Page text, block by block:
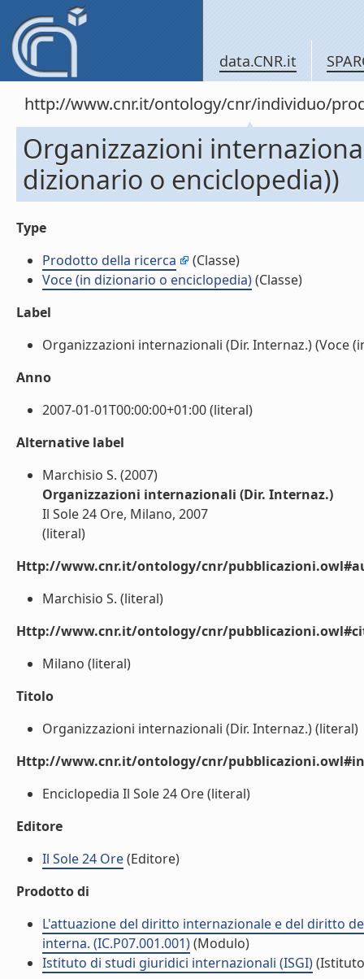
data.CNR.it
http://www.cnr.it/ontology/cnr/individuo/
Organizzazioni
dizionario o enciclopedia))
Type
Prodotto della ricerca
(Classe)
Voce (in dizionario o enciclopedia)(Classe)
Label
Organizzazioni internazionali (Dir. Internaz.) (Voce
Anno
2007-01-01T00:00:00+01:00 (literal)
Alternative label
Marchisio S. (2007)
Organizzazioni internazionali (Dir. Internaz.)
Il Sole 24 Ore, Milano, 2007
(literal)
Http://www.cnr.it/ontology/cnr/
Marchisio S. (literal)
Http://www.cnr.it/ontology/cnr/
Milano (literal)
Titolo
Organizzazioni internazionali (Dir. Internaz.) (literal)
Http://www.cnr.it/ontology/cnr/
Enciclopedia Il Sole 24 Ore (literal)
Editore
Il Sole 24 Ore(Editore)
Prodotto di
L'attuazione del diritto internazionale e del diritto
interna. (IC.P07.001.001)(Modulo)
Istituto di studi giuridici internazionali (ISGI)